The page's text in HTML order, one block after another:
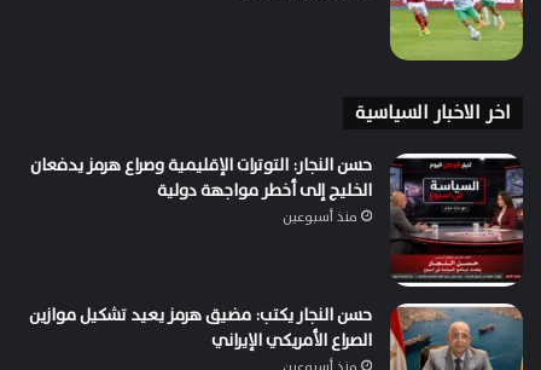
اخر الاخبار السياسية
حسن النجار: التوترات الإقليمية وصراع هرمز يدفعان
الخليج إلى أخطر مواجهة دولية
منذ أسبوعين
حسن النجار يكتب: مضيق هرمز يعيد تشكيل موازين
الصراع الأمريكي الإيراني